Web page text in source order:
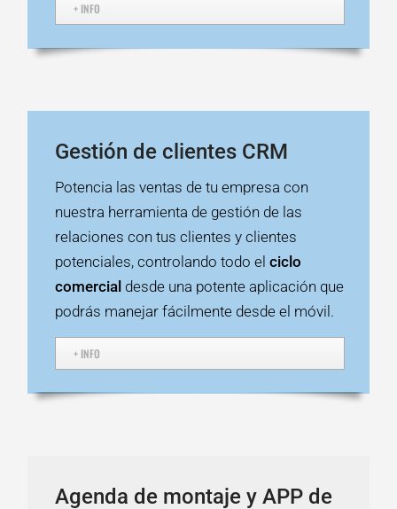
+ INFO
Gestión de clientes CRM
Potencia las ventas de tu empresa con
nuestra herramienta de gestión de las
relaciones con tus clientes y clientes
potenciales, controlando todo elciclo
comercial desde una potente aplicación que
podrás manejar fácilmente desde el móvil.
+ INFO
Agenda de montaje y APP de